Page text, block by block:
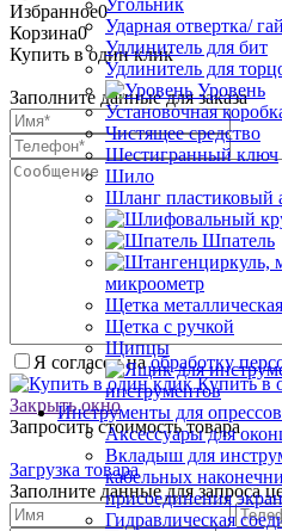
Угольник
Ударная отвертка/
Удлинитель для бит
Удлинитель для
Уровень
Установочная
Чистящее средство
Шестигранный ключ
Шило
Шланг пластиковый
Шпатель
микроометр
Щетка металлическая
Щетка с ручкой
Щипцы
инструментов
Инструменты для
Аксессуары для
Вкладыш для
кабельных
присоединения
Гидравлическая
Избранное0
Корзина0
Купить в один клик
Заполните данные для заказа
Я согласен наобработку
Купить в
Закрыть окно
Запросить стоимость товара
Загрузка товара
Заполните данные для запроса